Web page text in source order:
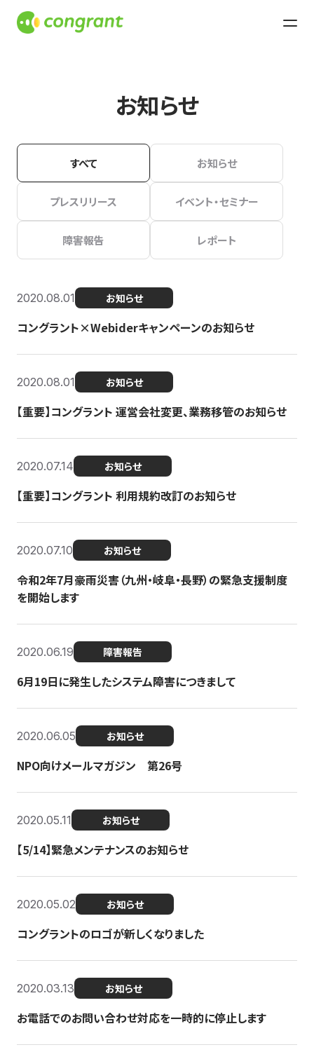
お知らせ
すべて お知らせ
プレスリリース イベント・セミナー
障害報告 レポート
2020.08.01 お知らせ
コングラント×Webiderキャンペーンのお知らせ
2020.08.01 お知らせ
【重要】コングラント 運営会社変更、業務移管のお知らせ
2020.07.14 お知らせ
【重要】コングラント 利用規約改訂のお知らせ
2020.07.10 お知らせ
令和2年7月豪雨災害（九州・岐阜・長野）の緊急支援制度
を開始します
2020.06.19 障害報告
6月19日に発生したシステム障害につきまして
2020.06.05 お知らせ
NPO向けメールマガジン 第26号
2020.05.11 お知らせ
【5/14】緊急メンテナンスのお知らせ
2020.05.02 お知らせ
コングラントのロゴが新しくなりました
2020.03.13 お知らせ
お電話でのお問い合わせ対応を一時的に停止します